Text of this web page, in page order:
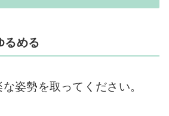
るめる
姿勢を取ってください。